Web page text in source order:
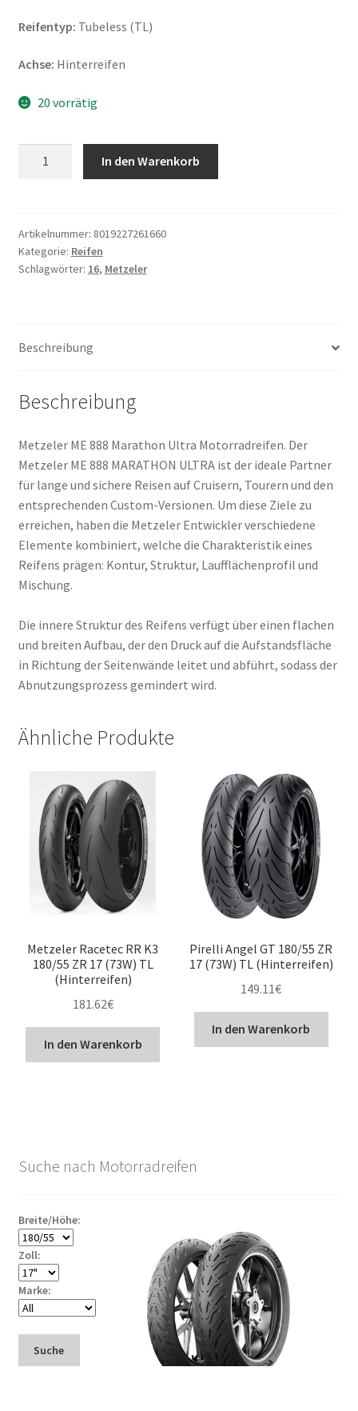
Reifentyp: Tubeless (TL)
Achse: Hinterreifen
20 vorrätig
Ultra
160/80
B
(Hinterreifen)
In den Warenkorb
Artikelnummer: 8019227261660
Kategorie: Reifen
Schlagwörter: 16, Metzeler
Beschreibung
Beschreibung
Metzeler ME 888 Marathon Ultra Motorradreifen. Der
Metzeler ME 888 MARATHON ULTRA ist der ideale Partner
für lange und sichere Reisen auf Cruisern, Tourern und den
entsprechenden Custom-Versionen. Um diese Ziele zu
erreichen, haben die Metzeler Entwickler verschiedene
Elemente kombiniert, welche die Charakteristik eines
Reifens prägen: Kontur, Struktur, Laufflächenprofil und
Mischung.
Die innere Struktur des Reifens verfügt über einen flachen
und breiten Aufbau, der den Druck auf die Aufstandsfläche
in Richtung der Seitenwände leitet und abführt, sodass der
Abnutzungsprozess gemindert wird.
Ähnliche Produkte
Metzeler Racetec RR K3
180/55 ZR 17 (73W) TL
(Hinterreifen)
181.62€
In den Warenkorb
Pirelli Angel GT 180/55 ZR
17 (73W) TL (Hinterreifen)
149.11€
In den Warenkorb
Suche nach Motorradreifen
Breite/Höhe:
Zoll:
Marke:
Suche